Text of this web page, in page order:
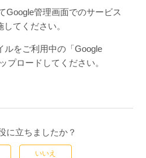
Google管理画面でのサービス
てください。
ルをご利用中の「Google
プロードしてください。
に立ちましたか？
いいえ